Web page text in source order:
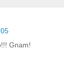
Gnam!